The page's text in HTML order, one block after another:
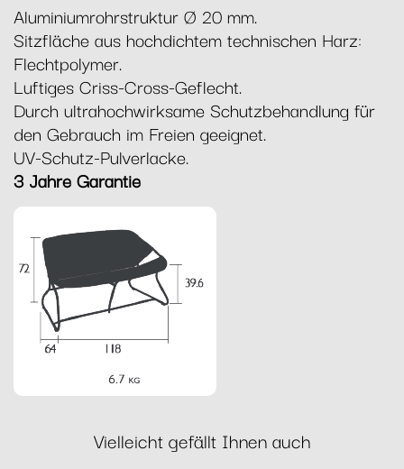
Aluminiumrohrstruktur Ø 20 mm.
Sitzfläche aus hochdichtem technischen Harz:
Flechtpolymer.
Luftiges Criss-Cross-Geflecht.
Durch ultrahochwirksame Schutzbehandlung für
den Gebrauch im Freien geeignet.
UV-Schutz-Pulverlacke.
3 Jahre Garantie
Vielleicht gefällt Ihnen auch